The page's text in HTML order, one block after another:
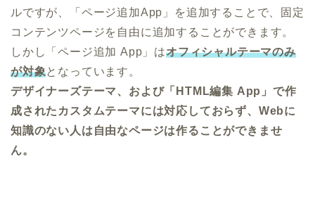
ルですが、「ページ追加App」を追加することで、固定
コンテンツページを自由に追加することができます。
しかし「ページ追加 App」はオフィシャルテーマのみ
が対象となっています。
デザイナーズテーマ、および「HTML編集 App」で作
成されたカスタムテーマには対応しておらず、Webに
知識のない人は自由なページは作ることができませ
ん。